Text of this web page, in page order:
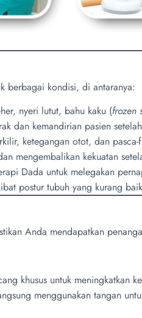
berbagai kondisi, di antaranya:
nyeri lutut, bahu kaku (frozen
dan kemandirian pasien
ketegangan otot, dan pasca-
mengembalikan kekuatan
Dada untuk melegakan
postur tubuh yang kurang
Anda mendapatkan
khusus untuk meningkatkan
menggunakan tangan